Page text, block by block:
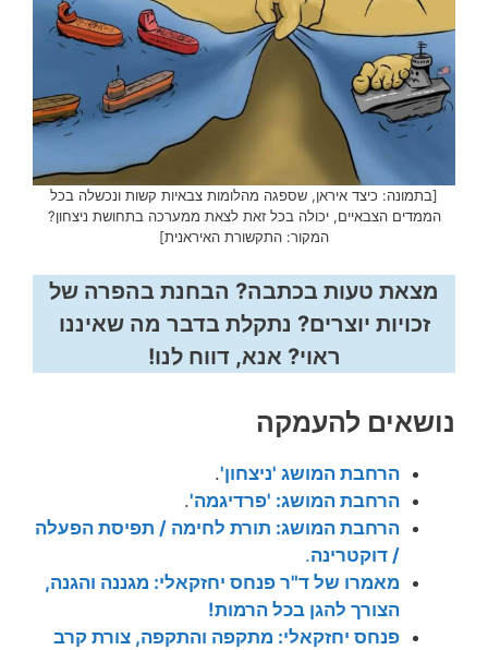
[בתמונה: כיצד איראן, שספגה מהלומות צבאיות קשות ונכשלה בכל
הממדים הצבאיים, יכולה בכל זאת לצאת ממערכה בתחושת ניצחון?
המקור: התקשורת האיראנית]
מצאת טעות בכתבה? הבחנת בהפרה של
זכויות יוצרים? נתקלת בדבר מה שאיננו
ראוי? אנא, דווח לנו!
נושאים להעמקה
הרחבת המושג 'ניצחון'.
הרחבת המושג: 'פרדיגמה'.
הרחבת המושג: תורת לחימה / תפיסת הפעלה
/ דוקטרינה.
מאמרו של ד"ר פנחס יחזקאלי: מגננה והגנה,
הצורך להגן בכל הרמות!
פנחס יחזקאלי: מתקפה והתקפה, צורת קרב